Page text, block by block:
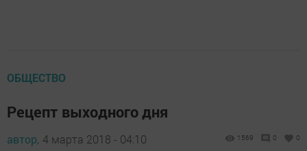
ОБЩЕСТВО
Рецепт выходного дня
автор, 4 марта 2018 - 04:10 1569 0 0